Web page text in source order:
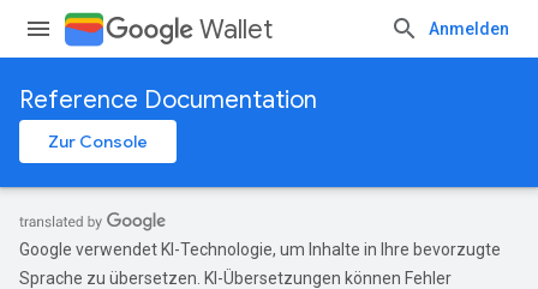
Wallet Anmelden
Reference Documentation
Zur Console
Google verwendet KI-Technologie, um Inhalte in Ihre bevorzugte
Sprache zu übersetzen. KI-Übersetzungen können Fehler